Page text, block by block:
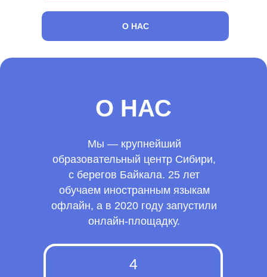
О НАС
О НАС
Мы — крупнейший
образовательный центр Сибири,
с берегов Байкала. 25 лет
обучаем иностранным языкам
офлайн, а в 2020 году запустили
онлайн-площадку.
4